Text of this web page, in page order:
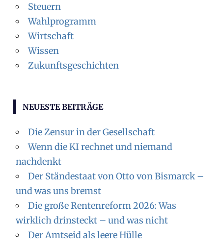
Steuern
Wahlprogramm
Wirtschaft
Wissen
Zukunftsgeschichten
NEUESTE BEITRÄGE
Die Zensur in der Gesellschaft
Wenn die KI rechnet und niemand
nachdenkt
Der Ständestaat von Otto von Bismarck –
und was uns bremst
Die große Rentenreform 2026: Was
wirklich drinsteckt – und was nicht
Der Amtseid als leere Hülle